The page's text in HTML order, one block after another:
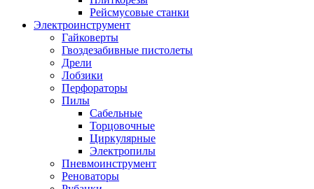
Рейсмусовые станки
Электроинструмент
Гайковерты
Гвоздезабивные пистолеты
Дрели
Лобзики
Перфораторы
Пилы
Сабельные
Торцовочные
Циркулярные
Электропилы
Пневмоинструмент
Реноваторы